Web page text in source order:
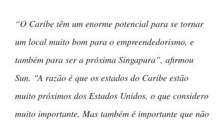
“O Caribe têm um enorme potencial para se tornar
um local muito bom para o empreendedorismo, e
também para ser a próxima Singapura”, afirmou
Sun. “A razão é que os estados do Caribe estão
muito próximos dos Estados Unidos, o que considero
muito importante. Mas também é importante que não